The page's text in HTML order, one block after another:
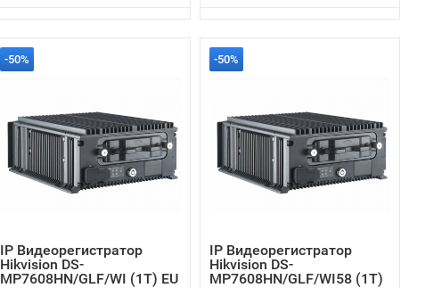
-50%
IP Видеорегистратор
Hikvision DS-
MP7608HN/GLF/WI (1T) EU
-50%
IP Видеорегистратор
Hikvision DS-
MP7608HN/GLF/WI58 (1T)